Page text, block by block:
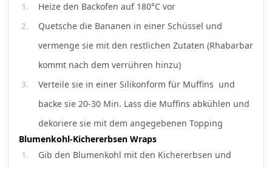
1.
Heize den Backofen auf 180°C vor
2.
Quetsche die Bananen in einer Schüssel und
vermenge sie mit den restlichen Zutaten (Rhabarbar
kommt nach dem verrühren hinzu)
3.
Verteile sie in einer Silikonform für Muffins und
backe sie 20-30 Min. Lass die Muffins abkühlen und
dekoriere sie mit dem angegebenen Topping
Blumenkohl-Kichererbsen Wraps
1.
Gib den Blumenkohl mit den Kichererbsen und